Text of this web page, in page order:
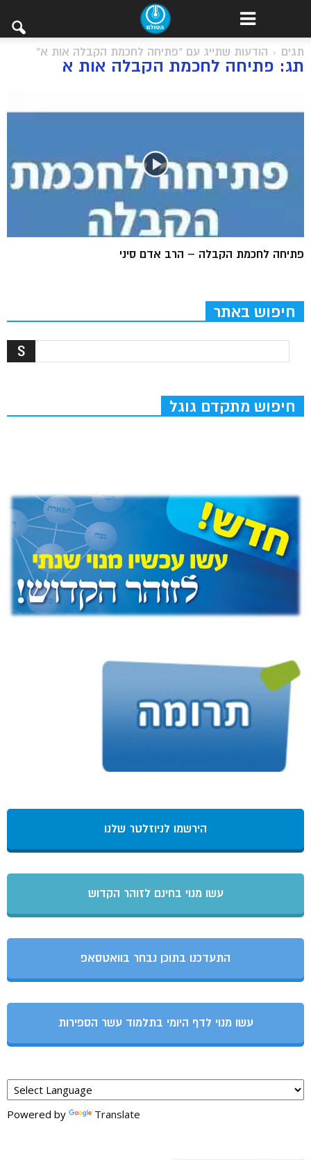
תגים הודעות שתייג עם "פתיחה לחכמת הקבלה אות א"
תג: פתיחה לחכמת הקבלה אות א
פתיחה לחכמת הקבלה – הרב אדם סיני
חיפוש באתר
חיפוש מתקדם גוגל
הירשמו לניוזלטר שלנו
עשו מנוי בחינם לזוהר הקדוש
התעדכנו בתוכן נבחר בוואטסאפ
עשו מנוי לדף היומי בתלמוד עשר הספירות
Powered by Translate